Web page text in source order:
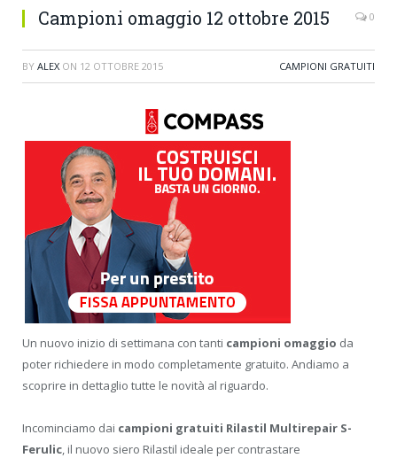
Campioni omaggio 12 ottobre 2015 0
BY ALEX ON 12 OTTOBRE 2015 CAMPIONI GRATUITI
Un nuovo inizio di settimana con tanti campioni omaggio da
poter richiedere in modo completamente gratuito. Andiamo a
scoprire in dettaglio tutte le novità al riguardo.
Incominciamo dai campioni gratuiti Rilastil Multirepair S-
Ferulic, il nuovo siero Rilastil ideale per contrastare